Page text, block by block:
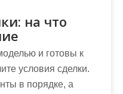
на что
и готовы к
условия сделки.
в порядке, а